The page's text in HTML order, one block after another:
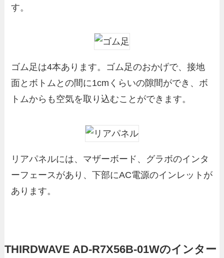
す。
ゴム足は4本あります。ゴム足のおかげで、接地
面とボトムとの間に1cmくらいの隙間ができ、ボ
トムからも空気を取り込むことができます。
リアパネルには、マザーボード、グラボのインタ
ーフェースがあり、下部にAC電源のインレットが
あります。
THIRDWAVE AD-R7X56B-01Wのインター